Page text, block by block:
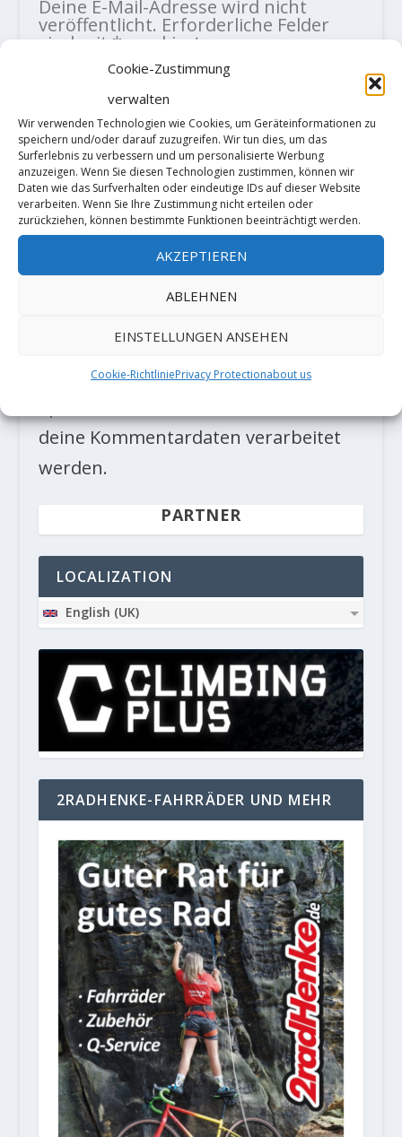
Cookie-Zustimmung
verwalten
Wir verwenden Technologien wie Cookies, um Geräteinformationen zu
speichern und/oder darauf zuzugreifen. Wir tun dies, um das
Surferlebnis zu verbessern und um personalisierte Werbung
anzuzeigen. Wenn Sie diesen Technologien zustimmen, können wir
Daten wie das Surfverhalten oder eindeutige IDs auf dieser Website
verarbeiten. Wenn Sie Ihre Zustimmung nicht erteilen oder
zurückziehen, können bestimmte Funktionen beeinträchtigt werden.
AKZEPTIEREN
ABLEHNEN
EINSTELLUNGEN ANSEHEN
Cookie-RichtliniePrivacy Protectionabout us
Deine E-Mail-Adresse wird nicht
veröffentlicht. Erforderliche Felder
sind mit*markiert
Diese Website verwendet Akismet, um
deine Kommentardaten verarbeitet
werden.
PARTNER
LOCALIZATION
English (UK)
2RADHENKE-FAHRRÄDER UND MEHR